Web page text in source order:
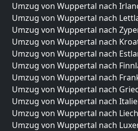
Umzug von Wuppertal nach
Umzug von Wuppertal nach
Umzug von Wuppertal nach
Umzug von Wuppertal nach
Umzug von Wuppertal nach
Umzug von Wuppertal nach
Umzug von Wuppertal nach
Umzug von Wuppertal nach
Umzug von Wuppertal nach
Umzug von Wuppertal nach
Umzug von Wuppertal nach